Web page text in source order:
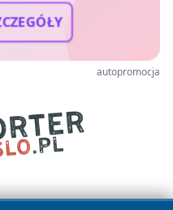
autopromocja